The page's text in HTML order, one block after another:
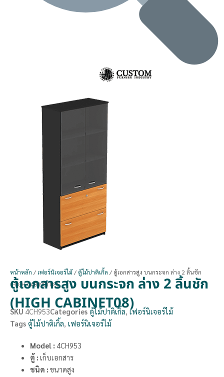
หน้าหลัก /เฟอร์นิเจอร์ไม้/ ตู้ไม้ปาติเกิ้ล / ตู้เอกสารสูง บนกระจก ล่าง 2 ลิ้นชัก
(HIGH CABINET08)
ตู้เอกสารสูง บนกระจก ล่าง 2 ลิ้นชัก
(HIGH CABINET08)
SKU 4CH953Categories ตู้ไม้ปาติเกิ้ล, เฟอร์นิเจอร์ไม้
Tags ตู้ไม้ปาติเกิ้ล, เฟอร์นิเจอร์ไม้
Model : 4CH953
ตู้ : เก็บเอกสาร
ชนิด : ขนาดสูง